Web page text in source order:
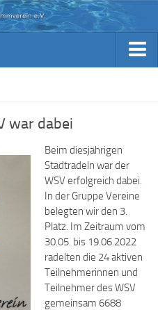
war dabei
Beim diesjährigen
Stadtradeln war der
WSV erfolgreich dabei.
In der Gruppe Vereine
belegten wir den 3.
Platz. Im Zeitraum vom
30.05. bis 19.06.2022
radelten die 24 aktiven
Teilnehmerinnen und
Teilnehmer des WSV
gemeinsam 6688